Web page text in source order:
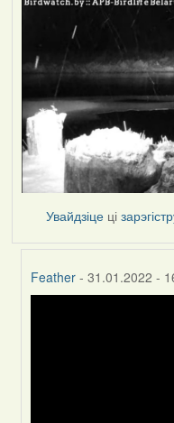
Увайдзіце ці
Feather - 31.01.2022 -